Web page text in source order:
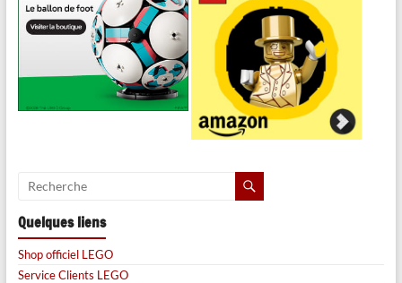
Quelques liens
Shop officiel LEGO
Service Clients LEGO